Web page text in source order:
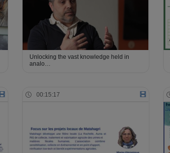
Unlocking the vast knowledge held in
analo…
00:15:17